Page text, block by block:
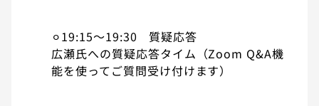
⚪︎19:15〜19:30 質疑応答
広瀬氏への質疑応答タイム（Zoom Q&A機
能を使ってご質問受け付けます）